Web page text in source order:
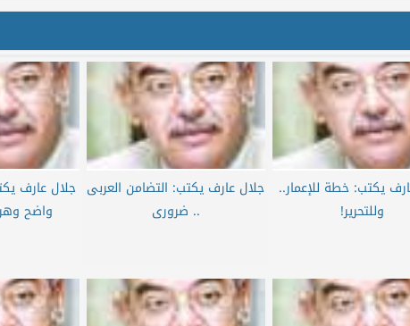
يكتب: خطة للإعمار..
وللتحرير!
جلال عارف يكتب: التضامن العربى
.. ضرورى
جلال عارف
واضح